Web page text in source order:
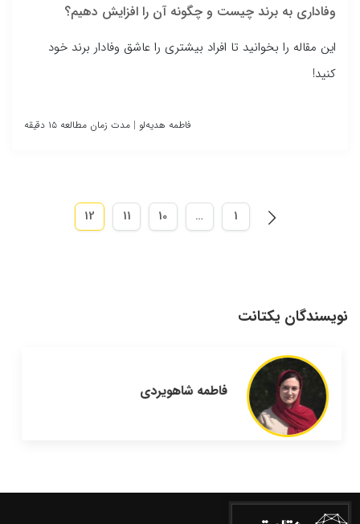
وفاداری به برند چیست و چگونه آن را افزایش دهیم؟
این مقاله را بخوانید تا افراد بیشتری را عاشق وفادار برند خود
کنید!
فاطمه هدیه‌لو | مدت زمان مطالعه ۱۵ دقیقه

1
…
10
11
12
نویسندگان یکتانت
فاطمه شاهویردی